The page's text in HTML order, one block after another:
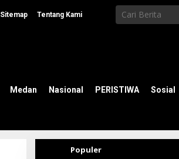
Sitemap Tentang Kami
Medan Nasional PERISTIWA Sosial
Populer